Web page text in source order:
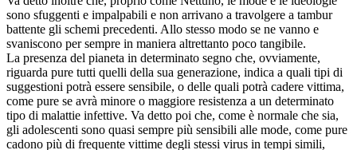
sono sfuggenti e impalpabili e non arrivano a travolgere a tambur
battente gli schemi precedenti. Allo stesso modo se ne vanno e
svaniscono per sempre in maniera altrettanto poco tangibile.
La presenza del pianeta in determinato segno che, ovviamente,
riguarda pure tutti quelli della sua generazione, indica a quali tipi di
suggestioni potrà essere sensibile, o delle quali potrà cadere vittima,
come pure se avrà minore o maggiore resistenza a un determinato
tipo di malattie infettive. Va detto poi che, come è normale che sia,
gli adolescenti sono quasi sempre più sensibili alle mode, come pure
cadono più di frequente vittime degli stessi virus in tempi simili,